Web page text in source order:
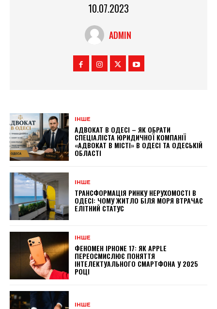
10.07.2023
ADMIN
ІНШЕ
АДВОКАТ В ОДЕСІ – ЯК ОБРАТИ
СПЕЦІАЛІСТА ЮРИДИЧНОЇ КОМПАНІЇ
«АДВОКАТ В МІСТІ» В ОДЕСІ ТА ОДЕСЬКІЙ
ОБЛАСТІ
ІНШЕ
ТРАНСФОРМАЦІЯ РИНКУ НЕРУХОМОСТІ В
ОДЕСІ: ЧОМУ ЖИТЛО БІЛЯ МОРЯ ВТРАЧАЄ
ЕЛІТНИЙ СТАТУС
ІНШЕ
ФЕНОМЕН IPHONE 17: ЯК APPLE
ПЕРЕОСМИСЛЮЄ ПОНЯТТЯ
ІНТЕЛЕКТУАЛЬНОГО СМАРТФОНА У 2025
РОЦІ
ІНШЕ